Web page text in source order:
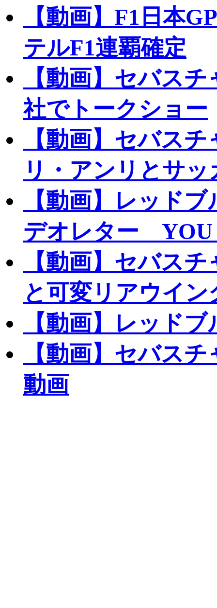
【動画】F1日本
テルF1連覇確定
【動画】セバス
社でトークショー
【動画】セバス
リ・アンリとサ
【動画】レッド
デオレター YOU
【動画】セバス
と可変リアウイ
【動画】レッド
【動画】セバス
動画